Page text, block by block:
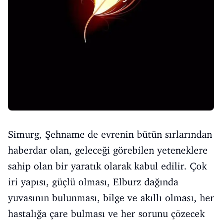
Simurg, Şehname de evrenin bütün sırlarından
haberdar olan, geleceği görebilen yeteneklere
sahip olan bir yaratık olarak kabul edilir. Çok
iri yapısı, güçlü olması, Elburz dağında
yuvasının bulunması, bilge ve akıllı olması, her
hastalığa çare bulması ve her sorunu çözecek